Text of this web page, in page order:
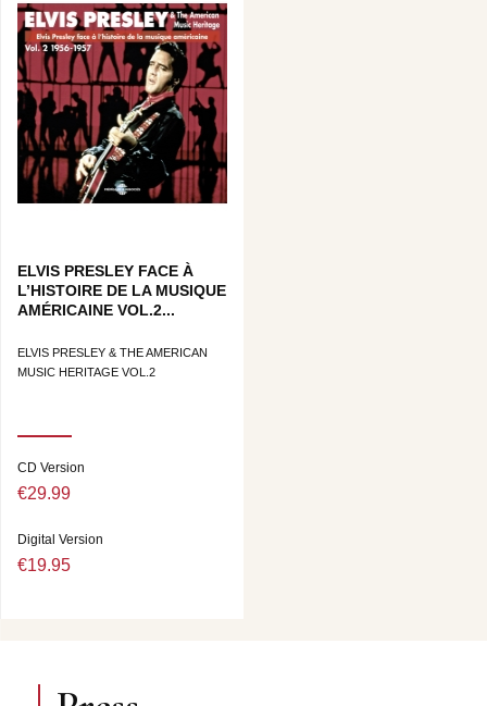
ELVIS PRESLEY FACE À
L’HISTOIRE DE LA MUSIQUE
AMÉRICAINE VOL.2...
ELVIS PRESLEY & THE AMERICAN
MUSIC HERITAGE VOL.2
CD Version
€29.99
Digital Version
€19.95